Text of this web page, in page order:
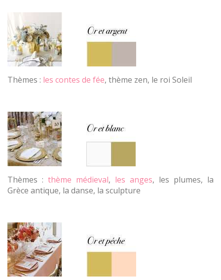
Thèmes : les contes de fée, thème zen, le roi Soleil
Thèmes : thème médieval, les anges, les plumes, la
Grèce antique, la danse, la sculpture